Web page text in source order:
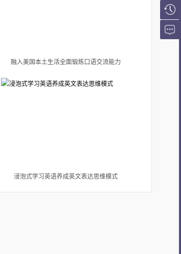
融入美国本土生活全面锻炼口语交流能力
浸泡式学习英语养成英文表达思维模式
我的收
藏
浏览历